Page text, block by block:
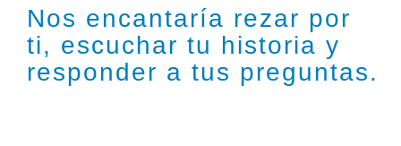
Nos encantaría rezar por
ti, escuchar tu historia y
responder a tus preguntas.